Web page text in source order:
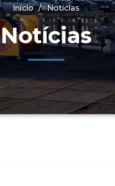
Início Notícias
Notícias